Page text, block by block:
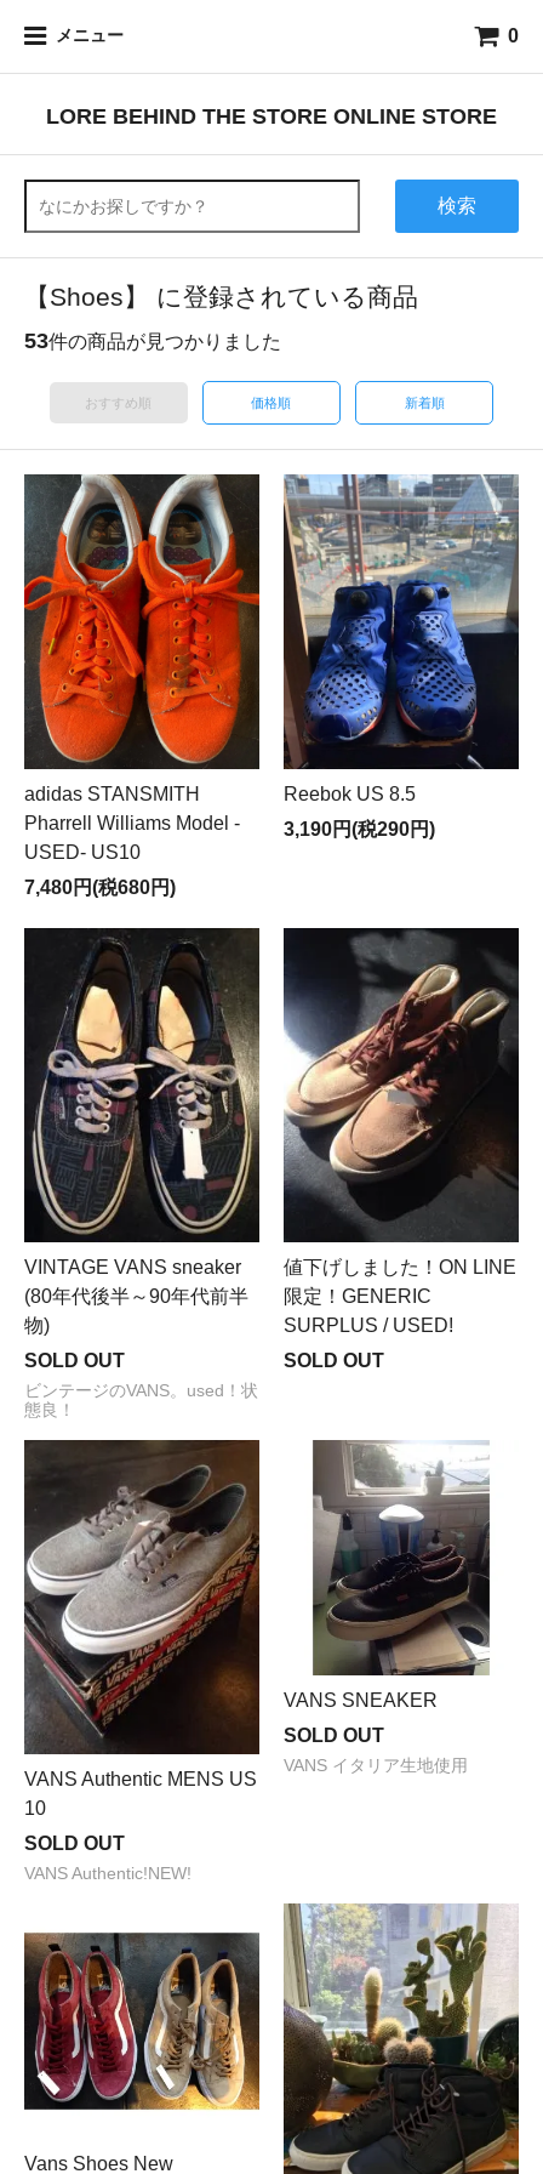
メニュー 0
LORE BEHIND THE STORE ONLINE STORE
検索
【Shoes】 に登録されている商品
53件の商品が見つかりました
おすすめ順 価格順 新着順
adidas STANSMITH
Pharrell Williams Model -
USED- US10
7,480円(税680円)
Reebok US 8.5
3,190円(税290円)
VINTAGE VANS sneaker
(80年代後半～90年代前半
物)
SOLD OUT
ビンテージのVANS。used！状
態良！
値下げしました！ON LINE
限定！GENERIC
SURPLUS / USED!
SOLD OUT
VANS Authentic MENS US
10
SOLD OUT
VANS Authentic!NEW!
VANS SNEAKER
SOLD OUT
VANS イタリア生地使用
Vans Shoes New